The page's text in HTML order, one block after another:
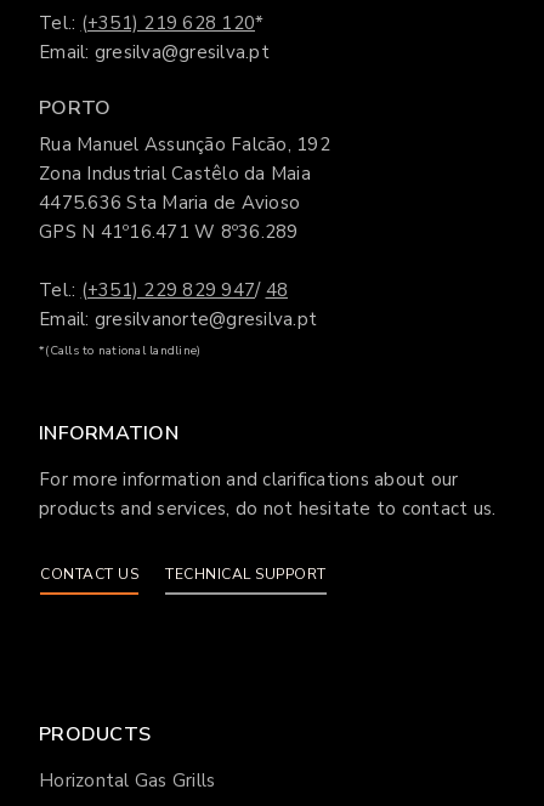
Tel.: (+351) 219 628 120*
Email: gresilva@gresilva.pt
PORTO
Rua Manuel Assunção Falcão, 192
Zona Industrial Castêlo da Maia
4475.636 Sta Maria de Avioso
GPS N 41º16.471 W 8º36.289
Tel.: (+351) 229 829 947/ 48
Email: gresilvanorte@gresilva.pt
*(Calls to national landline)
INFORMATION
For more information and clarifications about our
products and services, do not hesitate to contact us.
CONTACT US TECHNICAL SUPPORT
PRODUCTS
Horizontal Gas Grills